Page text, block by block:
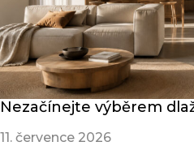
Nezačínejte výběrem
11. července 2026